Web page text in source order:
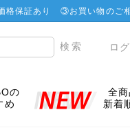
格保証あり ③お買い物のご
ロ
の
め
全
新着